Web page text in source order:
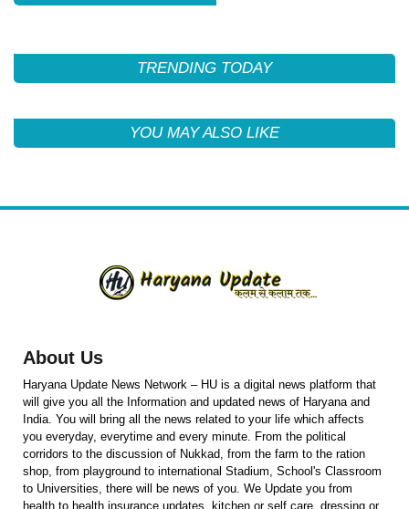
TRENDING TODAY
YOU MAY ALSO LIKE
About Us
Haryana Update News Network – HU is a digital news platform that
will give you all the Information and updated news of Haryana and
India. You will bring all the news related to your life which affects
you everyday, everytime and every minute. From the political
corridors to the discussion of Nukkad, from the farm to the ration
shop, from playground to international Stadium, School's Classroom
to Universities, there will be news of you. We Update you from
health to health insurance updates, kitchen or self care, dressing or